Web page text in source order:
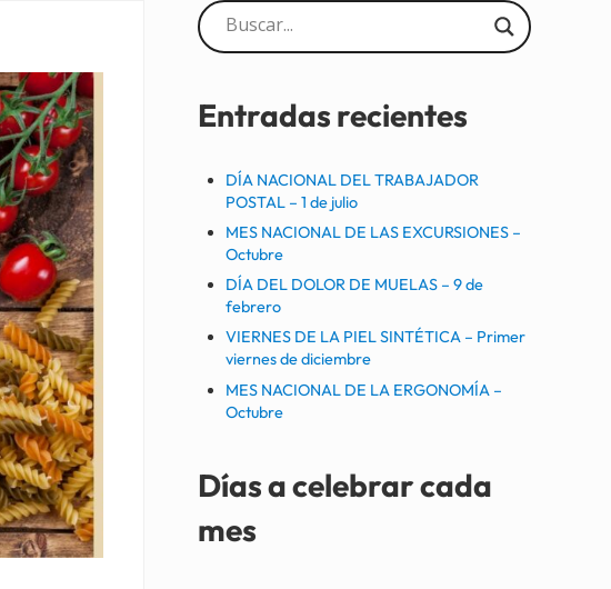
Sidebar
Entradas recientes
DÍA NACIONAL DEL TRABAJADOR
POSTAL – 1 de julio
MES NACIONAL DE LAS EXCURSIONES –
Octubre
DÍA DEL DOLOR DE MUELAS – 9 de
febrero
VIERNES DE LA PIEL SINTÉTICA – Primer
viernes de diciembre
MES NACIONAL DE LA ERGONOMÍA –
Octubre
Días a celebrar cada
mes